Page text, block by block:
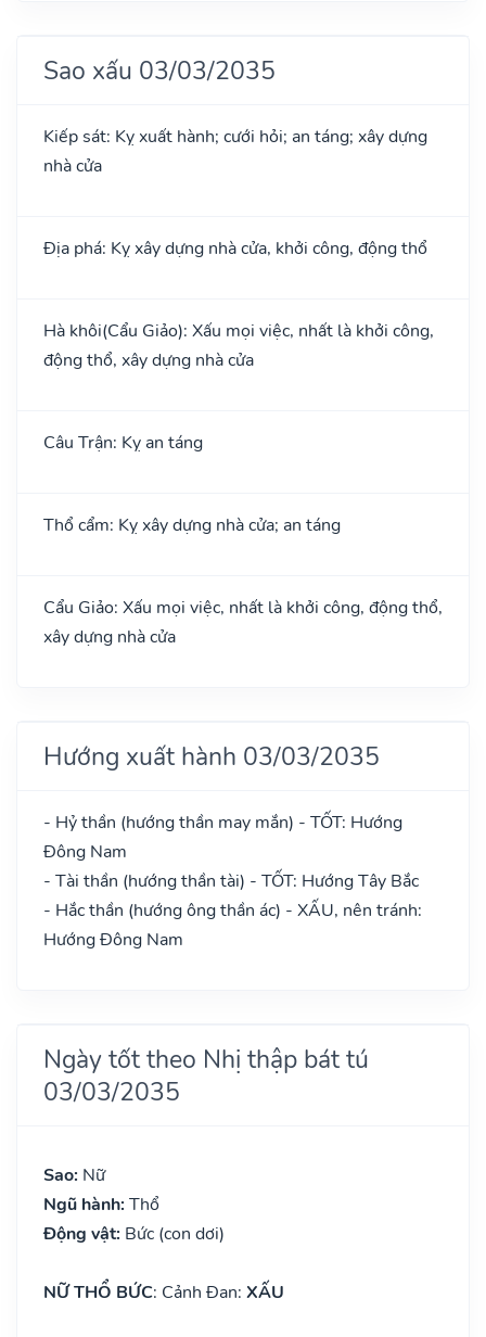
Sao xấu 03/03/2035
Kiếp sát: Kỵ xuất hành; cưới hỏi; an táng; xây dựng
nhà cửa
Địa phá: Kỵ xây dựng nhà cửa, khởi công, động thổ
Hà khôi(Cẩu Giảo): Xấu mọi việc, nhất là khởi công,
động thổ, xây dựng nhà cửa
Câu Trận: Kỵ an táng
Thổ cẩm: Kỵ xây dựng nhà cửa; an táng
Cẩu Giảo: Xấu mọi việc, nhất là khởi công, động thổ,
xây dựng nhà cửa
Hướng xuất hành 03/03/2035
- Hỷ thần (hướng thần may mắn) - TỐT: Hướng
Đông Nam
- Tài thần (hướng thần tài) - TỐT: Hướng Tây Bắc
- Hắc thần (hướng ông thần ác) - XẤU, nên tránh:
Hướng Đông Nam
Ngày tốt theo Nhị thập bát tú
03/03/2035
Sao: Nữ
Ngũ hành: Thổ
Động vật: Bức (con dơi)
NỮ THỔ BỨC: Cảnh Đan: XẤU